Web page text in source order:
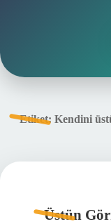
Etiket: Kendini
Üstün